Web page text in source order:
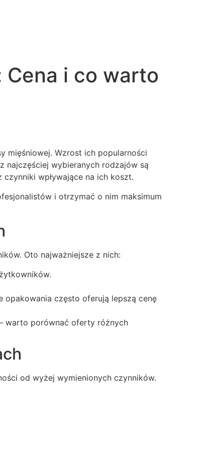
i co warto
mięśniowej. Wzrost ich popularności
najczęściej wybieranych rodzajów są
wpływające na ich koszt.
i otrzymać o nim maksimum
Oto najważniejsze z nich:
często oferują lepszą cenę
warto porównać oferty różnych
od wyżej wymienionych czynników.